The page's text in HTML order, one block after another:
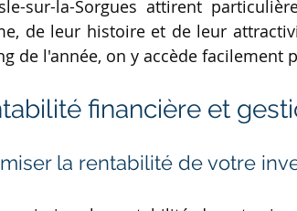
sur-la-Sorgues attirent
de leur histoire et de leur
de l'année, on y accède facilement
financière et
la rentabilité de votre